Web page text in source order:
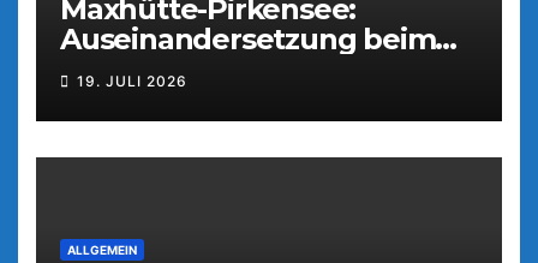
Maxhütte-Pirkensee:
Auseinandersetzung beim
Parkfest
19. JULI 2026
ALLGEMEIN